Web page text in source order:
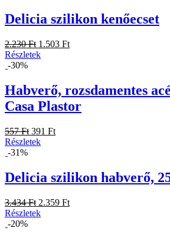
Delicia szilikon kenőecset
2.230 Ft 1.503 Ft
Részletek
-30%
Habverő, rozsdamentes
Casa Plastor
557 Ft 391 Ft
Részletek
-31%
Delicia szilikon habverő,
3.434 Ft 2.359 Ft
Részletek
-20%